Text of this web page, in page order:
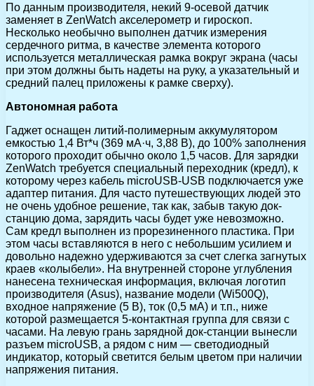
По данным производителя, некий 9-осевой датчик
заменяет в ZenWatch акселерометр и гироскоп.
Несколько необычно выполнен датчик измерения
сердечного ритма, в качестве элемента которого
используется металлическая рамка вокруг экрана (часы
при этом должны быть надеты на руку, а указательный и
средний палец приложены к рамке сверху).
Автономная работа
Гаджет оснащен литий-полимерным аккумулятором
емкостью 1,4 Вт*ч (369 мА·ч, 3,88 В), до 100% заполнения
которого проходит обычно около 1,5 часов. Для зарядки
ZenWatch требуется специальный переходник (кредл), к
которому через кабель microUSB-USB подключается уже
адаптер питания. Для часто путешествующих людей это
не очень удобное решение, так как, забыв такую док-
станцию дома, зарядить часы будет уже невозможно.
Сам кредл выполнен из прорезиненного пластика. При
этом часы вставляются в него с небольшим усилием и
довольно надежно удерживаются за счет слегка загнутых
краев «колыбели». На внутренней стороне углубления
нанесена техническая информация, включая логотип
производителя (Asus), название модели (Wi500Q),
входное напряжение (5 В), ток (0,5 мА) и т.п., ниже
которой размещается 5-контактная группа для связи с
часами. На левую грань зарядной док-станции вынесли
разъем microUSB, а рядом с ним — светодиодный
индикатор, который светится белым цветом при наличии
напряжения питания.